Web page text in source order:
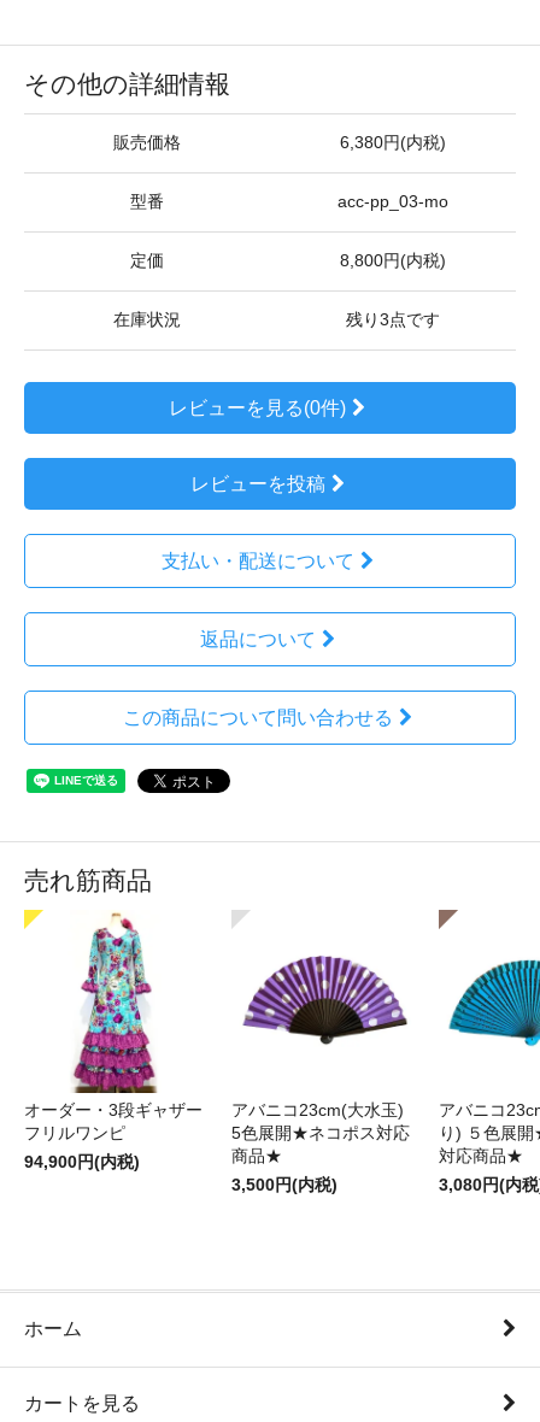
その他の詳細情報
販売価格 6,380円(内税)
型番 acc-pp_03-mo
定価 8,800円(内税)
在庫状況 残り3点です
レビューを見る(0件)
レビューを投稿
支払い・配送について
返品について
この商品について問い合わせる
売れ筋商品
オーダー・3段ギャザー
フリルワンピ
94,900円(内税)
アバニコ23cm(大水玉)
5色展開★ネコポス対応
商品★
3,500円(内税)
アバニコ
り) ５色展
対応商品★
3,080円(内
ホーム
カートを見る